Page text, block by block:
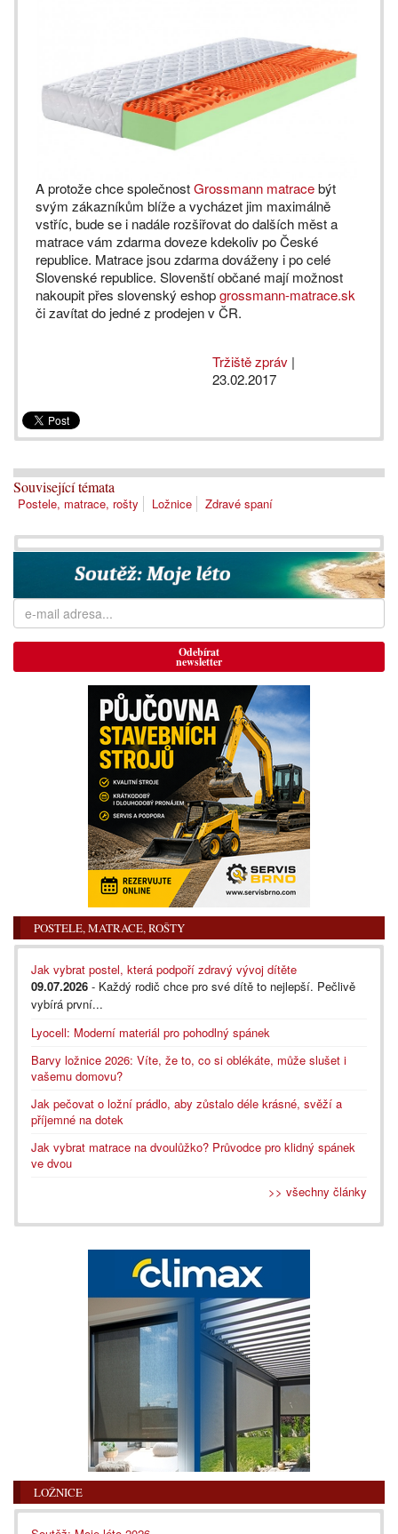
A protože chce společnostGrossmann matracebýt
svým zákazníkům blíže a vycházet jim maximálně
vstříc, bude se i nadále rozšiřovat do dalších měst a
matrace vám zdarma doveze kdekoliv po České
republice. Matrace jsou zdarma dováženy i po celé
Slovenské republice. Slovenští občané mají možnost
nakoupit přes slovenský eshopgrossmann-matrace.sk
či zavítat do jedné z prodejen v ČR.
Tržiště zpráv |
23.02.2017
Související témata
Postele, matrace, rošty Ložnice Zdravé spaní
Odebírat
newsletter
POSTELE, MATRACE, ROŠTY
Jak vybrat postel, která podpoří zdravý vývoj dítěte
09.07.2026 - Každý rodič chce pro své dítě to nejlepší. Pečlivě
vybírá první...
Lyocell: Moderní materiál pro pohodlný spánek
Barvy ložnice 2026: Víte, že to, co si oblékáte, může slušet i
vašemu domovu?
Jak pečovat o ložní prádlo, aby zůstalo déle krásné, svěží a
příjemné na dotek
Jak vybrat matrace na dvoulůžko? Průvodce pro klidný spánek
ve dvou
>> všechny články
LOŽNICE